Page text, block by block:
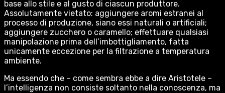
base allo stile e al gusto di ciascun produttore.
Assolutamente vietato: aggiungere aromi estranei al
processo di produzione, siano essi naturali o artificiali;
aggiungere zucchero o caramello; effettuare qualsiasi
manipolazione prima dell’imbottigliamento, fatta
unicamente eccezione per la filtrazione a temperatura
ambiente.
Ma essendo che – come sembra ebbe a dire Aristotele –
l’intelligenza non consiste soltanto nella conoscenza, ma